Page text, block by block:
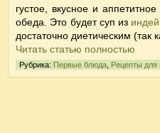
густое, вкусное и
обеда. Это будет суп из
достаточно диетическим (так
Читать статью полностью
Рубрика: Первые блюда Рецепты для